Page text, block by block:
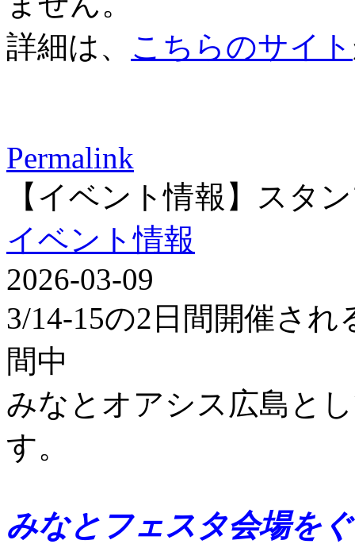
詳細は、 こちらのサイト
Permalink
【イベント情報】スタ
イベント情報
2026-03-09
3/14-15の2日間開催さ
間中
みなとオアシス広島と
す。
みなとフェスタ会場を